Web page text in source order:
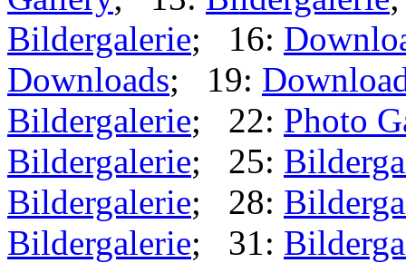
Bildergalerie; 16:
Downloads; 19:
Bildergalerie; 22: Photo
Bildergalerie; 25:
Bildergalerie; 28:
Bildergalerie; 31: